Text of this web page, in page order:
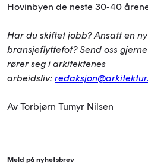
Hovinbyen de neste 30-40
Har du skiftet jobb? Ansatt en
bransjeflyttefot? Send oss
rører seg i arkitektenes
arbeidsliv:
Av Torbjørn Tumyr Nilsen
Meld på nyhetsbrev